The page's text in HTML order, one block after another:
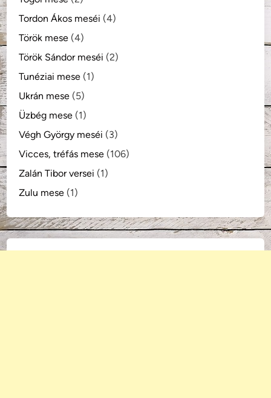
Tordon Ákos meséi (4)
Török mese (4)
Török Sándor meséi (2)
Tunéziai mese (1)
Ukrán mese (5)
Üzbég mese (1)
Végh György meséi (3)
Vicces, tréfás mese (106)
Zalán Tibor versei (1)
Zulu mese (1)